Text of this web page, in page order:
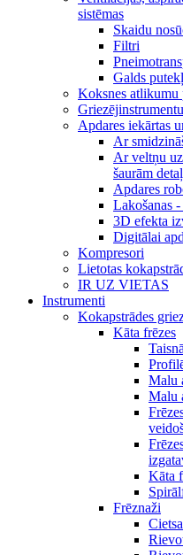
sistēmas
Skaidu
Filtri
Galds
Koksnes atlikumu
Apdares iekārtas
Ar
Ar veltņu
šaurām
Apdares
Lakošanas -
3D efekta
Digitālai
Kompresori
Lietotas
IR UZ VIETAS
Instrumenti
Kokapstrādes
Kāta frēzes
Malu
Malu
Kāta
Frēznaži